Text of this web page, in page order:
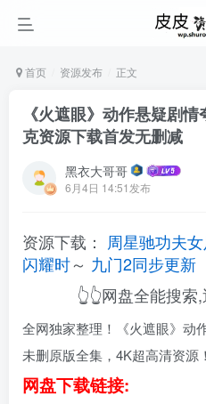
首页 资源发布 正文
《火遮眼》动作悬疑剧
克资源下载首发无删减
黑衣大哥哥
6月4日 14:51发布
资源下载： 周星驰功夫女
闪耀时～ 九门2同步更新
👆👆网盘全能搜索
全网独家整理！《火遮眼》动
未删原版全集，4K超高清资源！
网盘下载链接: